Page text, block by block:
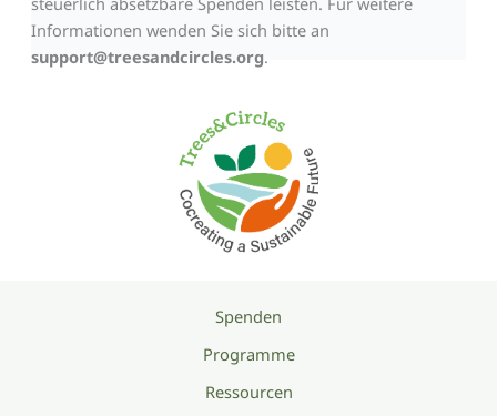
Informationen wenden Sie sich bitte an
support@treesandcircles.org.
Spenden
Programme
Ressourcen